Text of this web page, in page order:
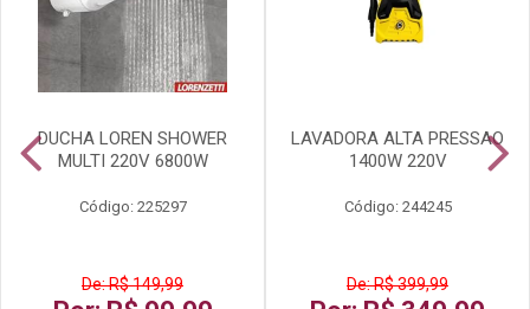
DUCHA LOREN SHOWER
MULTI 220V 6800W
Código: 225297
De: R$ 149,99
LAVADORA ALTA PRESSAO
1400W 220V
Código: 244245
De: R$ 399,99